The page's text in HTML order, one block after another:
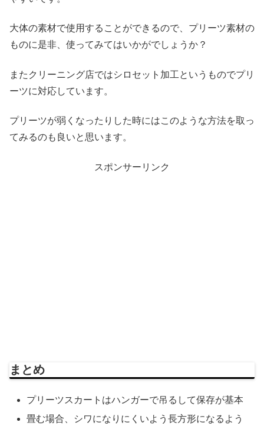
大体の素材で使用することができるので、プリーツ素材の
ものに是非、使ってみてはいかがでしょうか？
またクリーニング店ではシロセット加工というものでプリ
ーツに対応しています。
プリーツが弱くなったりした時にはこのような方法を取っ
てみるのも良いと思います。
スポンサーリンク
まとめ
プリーツスカートはハンガーで吊るして保存が基本
畳む場合、シワになりにくいよう長方形になるよう